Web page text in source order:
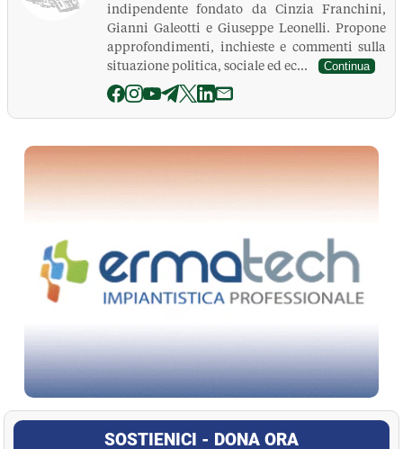
indipendente fondato da Cinzia Franchini,
Gianni Galeotti e Giuseppe Leonelli. Propone
approfondimenti, inchieste e commenti sulla
situazione politica, sociale ed ec...
Continua
La Pressa
SOSTIENICI - DONA ORA